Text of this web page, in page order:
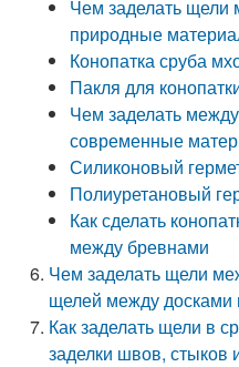
Чем заделать
природные
Конопатка сруба
Пакля для
Чем заделать
современные
Силиконовый
Полиуретановый
Как сделать
между бревнами
Чем заделать щели
щелей между досками
Как заделать щели в
заделки швов, стыков